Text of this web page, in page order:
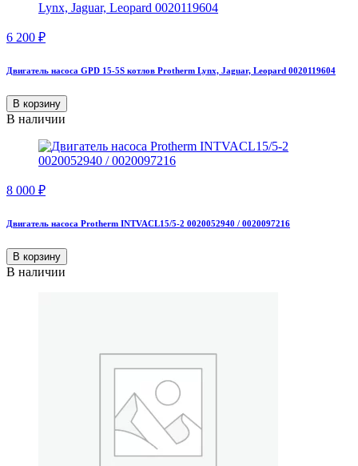
6 200 ₽
Двигатель насоса GPD 15-5S котлов Protherm Lynx, Jaguar, Leopard 0020119604
В корзину
В наличии
8 000 ₽
Двигатель насоса Protherm INTVACL15/5-2 0020052940 / 0020097216
В корзину
В наличии